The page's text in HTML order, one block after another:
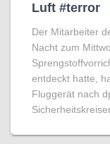
Luft #terror
Der Mitarbeiter
Nacht zum
entdeckt hatte,
Fluggerät nach